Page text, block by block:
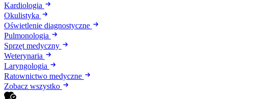
Kardiologia
Okulistyka
Oświetlenie diagnostyczne
Pulmonologia
Sprzęt medyczny
Weterynaria
Laryngologia
Ratownictwo medyczne
Zobacz wszystko